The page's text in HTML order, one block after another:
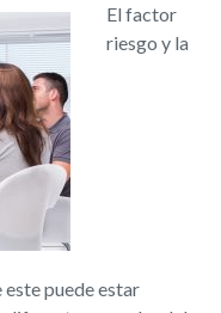
El factor
riesgo y la
puede estar